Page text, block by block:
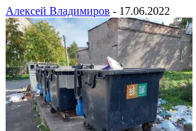
Алексей Владимиров - 17.06.2022